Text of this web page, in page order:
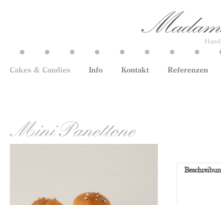
Cakes & Candies Info Kontakt Referenzen
Mini Panettone